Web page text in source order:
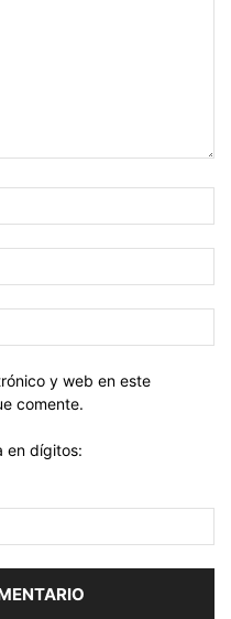
y web en este
comente.
en dígitos: